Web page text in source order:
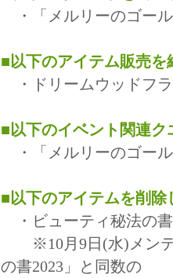
・「メルリーのゴー
■以下のアイテム販売を
・ドリームウッドフ
■以下のイベント関連
・「メルリーのゴー
■以下のアイテムを削除
・ビューティ秘法の書
※10月9日(水)メンテ
の書2023」と同数の